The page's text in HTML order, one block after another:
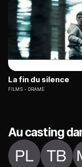
La fin du silence
FILMS DRAME
Au casting